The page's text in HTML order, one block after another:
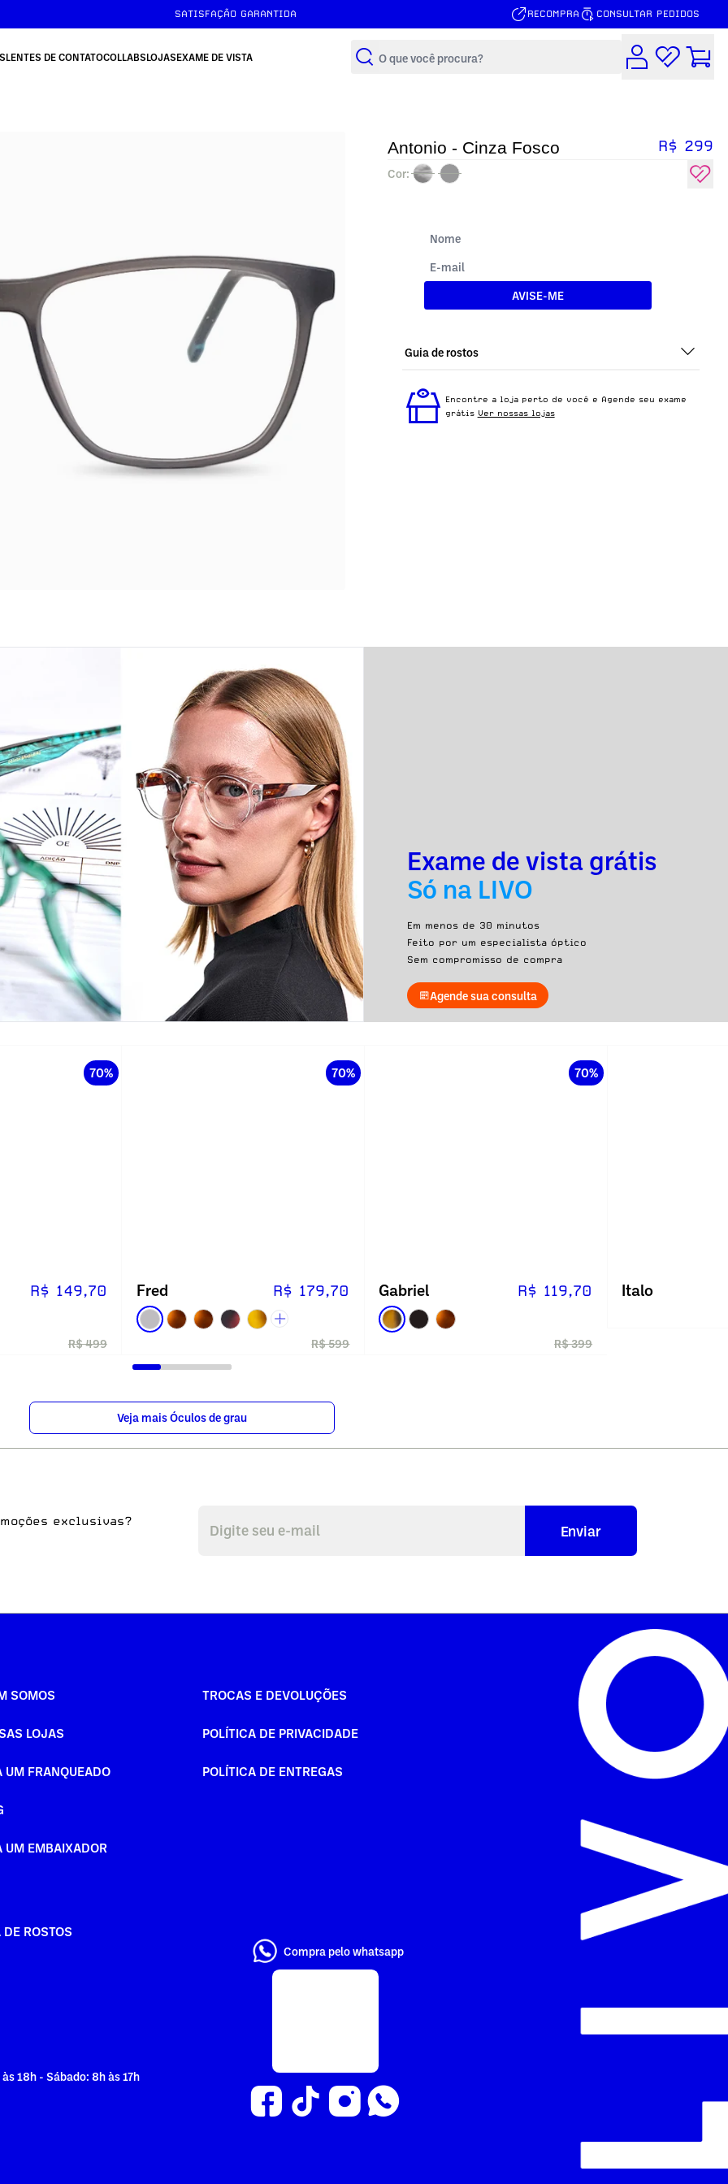
SATISFAÇÃO GARANTIDA RECOMPRA CONSULTAR PEDIDOS
LENTES DE CONTATOCOLLABSLOJASEXAME DE VISTA
Buscar
Antonio - Cinza Fosco R$ 299
Cor:
AVISE-ME
Guia de rostos
Fosco é ideal para quem busca um óculos confortável
para o dia a dia.
Encontre a loja perto de você e Agende seu exame
grátis Ver nossas lojas
Exame de vista grátis
Só na LIVO
Em menos de 30 minutos
Feito por um especialista óptico
Sem compromisso de compra
Agende sua consulta
70%
R$ 149,70
R$ 499
70%
Fred R$ 179,70
R$ 599
70%
Gabriel R$ 119,70
R$ 399
Italo
Veja mais Óculos de grau
exclusivas?
Enviar
SOMOS
LOJAS
UM FRANQUEADO
UM EMBAIXADOR
DE ROSTOS
18h - Sábado: 8h às 17h
TROCAS E DEVOLUÇÕES
POLÍTICA DE PRIVACIDADE
POLÍTICA DE ENTREGAS
Compra pelo whatsapp